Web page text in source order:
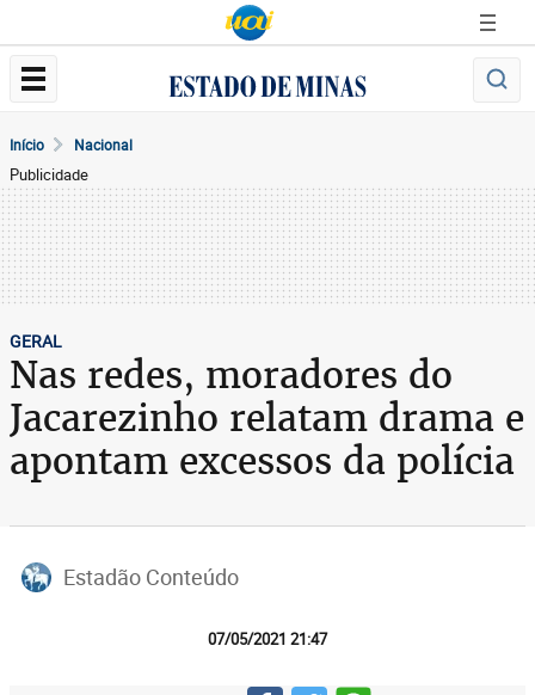
Início Nacional
Publicidade
GERAL
Nas redes, moradores do
Jacarezinho relatam drama e
apontam excessos da polícia
Estadão Conteúdo
07/05/2021 21:47